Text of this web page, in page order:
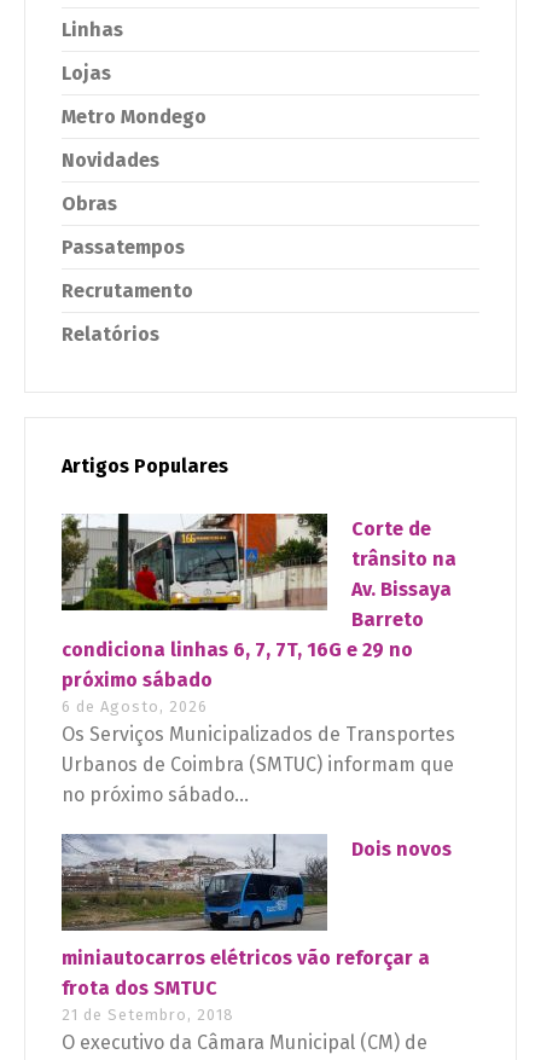
Linhas
Lojas
Metro Mondego
Novidades
Obras
Passatempos
Recrutamento
Relatórios
Artigos Populares
Corte de
trânsito na
Av. Bissaya
Barreto
condiciona linhas 6, 7, 7T, 16G e 29 no
próximo sábado
6 de Agosto, 2026
Os Serviços Municipalizados de Transportes
Urbanos de Coimbra (SMTUC) informam que
no próximo sábado...
Dois novos
miniautocarros elétricos vão reforçar a
frota dos SMTUC
21 de Setembro, 2018
O executivo da Câmara Municipal (CM) de